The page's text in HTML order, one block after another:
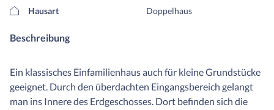
Hausart
Doppelhaus
Beschreibung
Ein klassisches Einfamilienhaus auch für kleine Grundstücke
geeignet. Durch den überdachten Eingangsbereich gelangt
man ins Innere des Erdgeschosses. Dort befinden sich die